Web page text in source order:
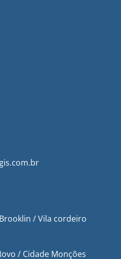
/ Vila cordeiro
/ Cidade Monções